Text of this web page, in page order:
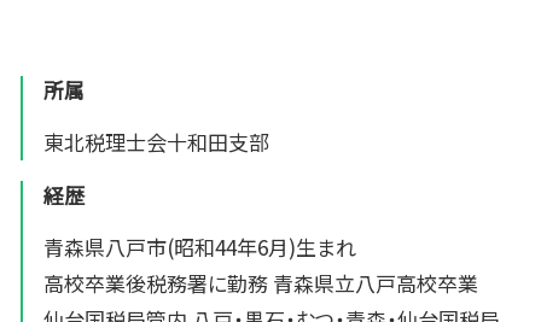
所属
東北税理士会十和田支部
経歴
青森県八戸市(昭和44年6月)生まれ
高校卒業後税務署に勤務 青森県立八戸高校卒業